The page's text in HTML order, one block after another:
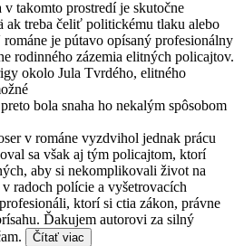
takomto prostredí je skutočne
ak treba čeliť politickému tlaku alebo
je pútavo opísaný profesionálny
rodinného zázemia elitných policajtov.
okolo Jula Tvrdého, elitného
bola snaha ho nekalým spôsobom
v románe vyzdvihol jednak prácu
sa však aj tým policajtom, ktorí
aby si nekomplikovali život na
radoch polície a vyšetrovacích
ktorí si ctia zákon, právne
Ďakujem autorovi za silný
Čítať viac